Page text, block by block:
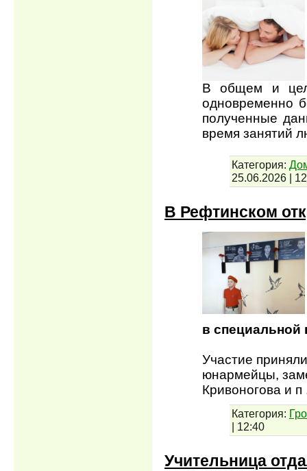
В общем и
одновременно
полученные
время занятий
Категория:
25.06.2026 |
В Рефтинском
в специальной
Участие
юнармейцы,
Кривоногова и п
Категория:
| 12:40
Учительница